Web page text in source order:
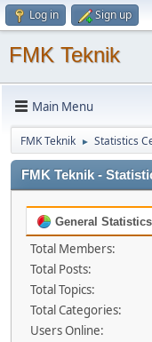
Log in Sign up
FMK Teknik
Main Menu
FMK Teknik ► Statistics
FMK Teknik -
General Statistics
Total Members:
Total Posts:
Total Topics:
Total Categories:
Users Online: